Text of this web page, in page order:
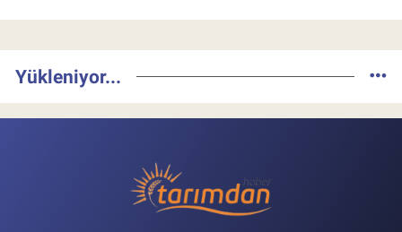
Yükleniyor...